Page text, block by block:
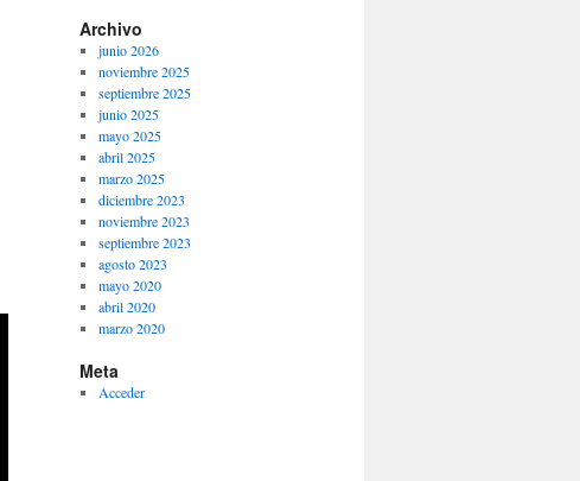
Archivo
junio 2026
noviembre 2025
septiembre 2025
junio 2025
mayo 2025
abril 2025
marzo 2025
diciembre 2023
noviembre 2023
septiembre 2023
agosto 2023
mayo 2020
abril 2020
marzo 2020
Meta
Acceder